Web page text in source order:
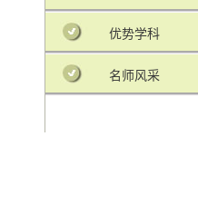
优势学科
名师风采